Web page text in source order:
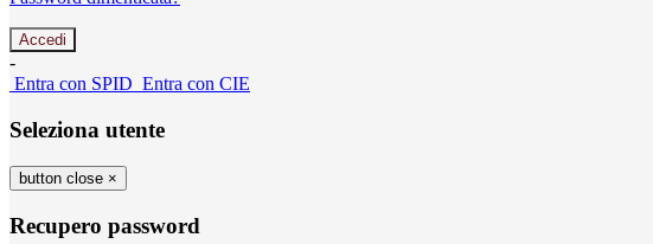
-
Entra con SPID Entra con CIE
Seleziona utente
button close ×
Recupero password